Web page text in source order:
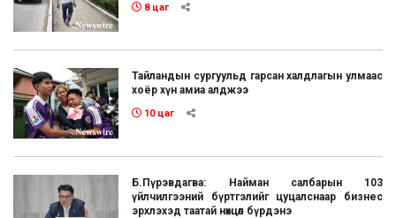
8 цаг
Тайландын сургуульд гарсан халдлагын улмаас
хоёр хүн амиа алджээ
10 цаг
Б.Пүрэвдагва: Найман салбарын 103
үйлчилгээний бүртгэлийг цуцалснаар бизнес
эрхлэхэд таатай нөхцөл бүрдэнэ